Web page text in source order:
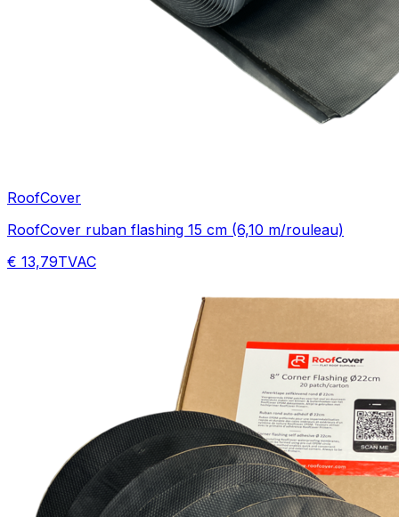
RoofCover
RoofCover ruban flashing 15 cm (6,10 m/rouleau)
€ 13,79TVAC